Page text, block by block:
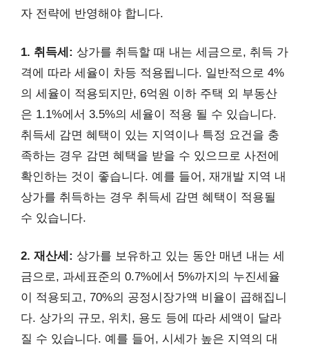
자 전략에 반영해야 합니다.
1. 취득세: 상가를 취득할 때 내는 세금으로, 취득 가
격에 따라 세율이 차등 적용됩니다. 일반적으로 4%
의 세율이 적용되지만, 6억원 이하 주택 외 부동산
은 1.1%에서 3.5%의 세율이 적용 될 수 있습니다.
취득세 감면 혜택이 있는 지역이나 특정 요건을 충
족하는 경우 감면 혜택을 받을 수 있으므로 사전에
확인하는 것이 좋습니다. 예를 들어, 재개발 지역 내
상가를 취득하는 경우 취득세 감면 혜택이 적용될
수 있습니다.
2. 재산세: 상가를 보유하고 있는 동안 매년 내는 세
금으로, 과세표준의 0.7%에서 5%까지의 누진세율
이 적용되고, 70%의 공정시장가액 비율이 곱해집니
다. 상가의 규모, 위치, 용도 등에 따라 세액이 달라
질 수 있습니다. 예를 들어, 시세가 높은 지역의 대